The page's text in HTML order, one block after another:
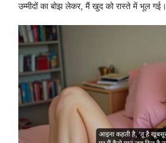
उम्मीदों का बोझ लेकर, मैं खुद को रास्ते में भूल गई।